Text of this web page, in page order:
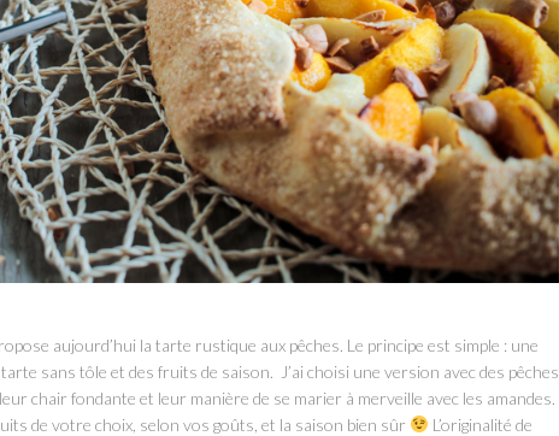
aujourd’hui la tarte rustique aux pêches. Le principe est simple : une
sans tôle et des fruits de saison. J’ai choisi une version avec des pêches
chair fondante et leur manière de se marier à merveille avec les amandes.
de votre choix, selon vos goûts, et la saison bien sûr
L’originalité de